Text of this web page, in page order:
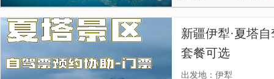
新疆伊犁·夏塔
套餐可选
出发地：伊犁